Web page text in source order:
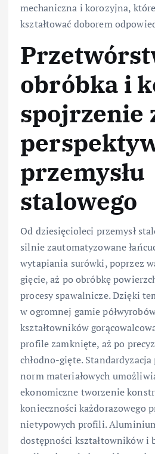
mechaniczna i korozyjna,
kształtować doborem
obróbka i
spojrzenie
przemysłu
stalowego
Od dziesięcioleci przemysł
silnie zautomatyzowane
wytapiania surówki, poprzez
gięcie, aż po obróbkę
procesy spawalnicze. Dzięki
w ogromnej gamie
kształtowników
profile zamknięte, aż po
chłodno-gięte.
norm materiałowych
ekonomiczne tworzenie
konieczności każdorazowego
nietypowych profili.
dostępności kształtowników i